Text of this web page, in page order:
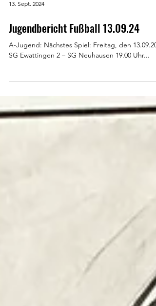
13. Sept. 2024
Jugendbericht Fußball 13.09.24
SG Ewattingen 2 – SG Neuhausen 19.00 Uhr...